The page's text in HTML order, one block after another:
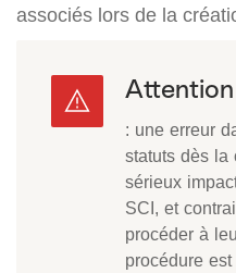
associés lors de la
Attention
: une erreur
statuts dès la
sérieux
SCI, et
procéder à
procédure